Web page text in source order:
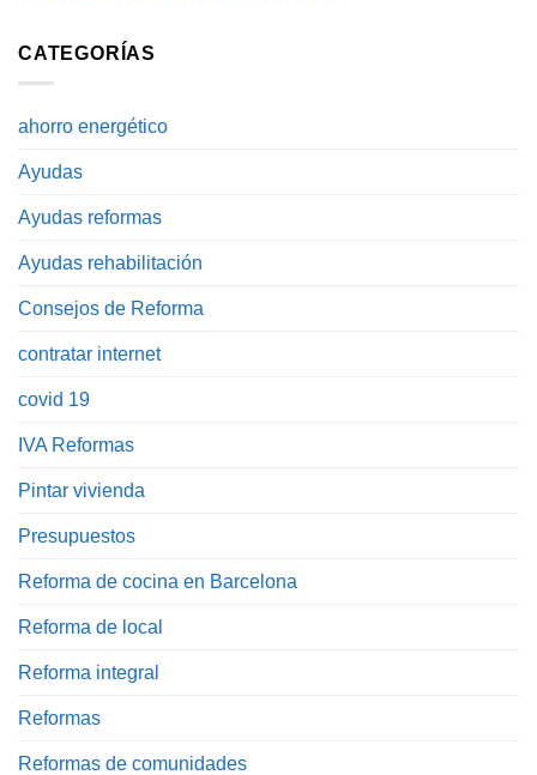
CATEGORÍAS
ahorro energético
Ayudas
Ayudas reformas
Ayudas rehabilitación
Consejos de Reforma
contratar internet
covid 19
IVA Reformas
Pintar vivienda
Presupuestos
Reforma de cocina en Barcelona
Reforma de local
Reforma integral
Reformas
Reformas de comunidades